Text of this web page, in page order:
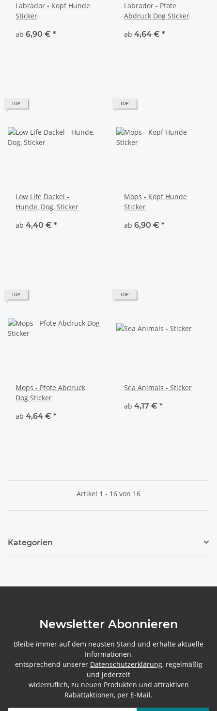
Labrador - Kopf Hunde
Sticker
ab 6,90 € *
Labrador - Pfote
Abdruck Dog Sticker
ab 4,64 € *
TOP
Low Life Dackel -
Hunde, Dog, Sticker
ab 4,40 € *
TOP
Mops - Kopf Hunde
Sticker
ab 6,90 € *
TOP
Mops - Pfote Abdruck
Dog Sticker
ab 4,64 € *
TOP
Sea Animals - Sticker
ab 4,17 € *
Artikel 1 - 16 von 16
Kategorien
Newsletter Abonnieren
Bleibe immer auf dem neusten Stand und erhalte aktuelle
Informationen,
entsprechend unserer Datenschutzerklärung, regelmäßig
und jederzeit
widerruflich, zu neuen Produkten und attraktiven
Rabattaktionen, per E-Mail.